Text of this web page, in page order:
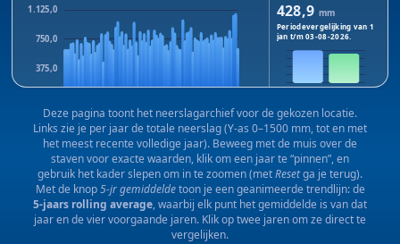
375,0
750,0
1.125,0
1940 1983 2025
428,9 mm
Periodevergelijking van 1
jan t/m03-08-2026.
2026 2025
Dit jaar: 428,9
mm · Vorig
jaar:386,0mm
Verschil:+42,9 mm
Deze pagina toont het neerslagarchief voor de gekozen locatie.
Links zie je per jaar de totale neerslag (Y-as 0–1500 mm, tot en met
het meest recente volledige jaar). Beweeg met de muis over de
staven voor exacte waarden, klik om een jaar te “pinnen”, en
gebruik het kader slepen om in te zoomen (metResetga je terug).
Met de knop5-jr gemiddeldetoon je een geanimeerde trendlijn: de
5-jaars rolling average, waarbij elk punt het gemiddelde is van dat
jaar en de vier voorgaande jaren. Klik op twee jaren om ze direct te
vergelijken.